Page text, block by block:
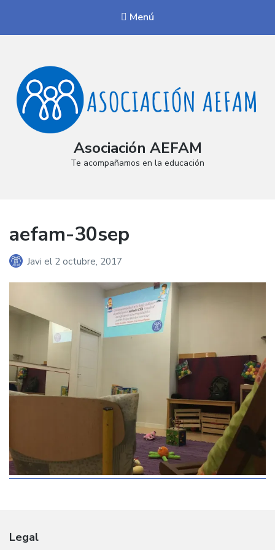
Menú
Asociación AEFAM
Te acompañamos en la educación
aefam-30sep
Javi el 2 octubre, 2017
Legal